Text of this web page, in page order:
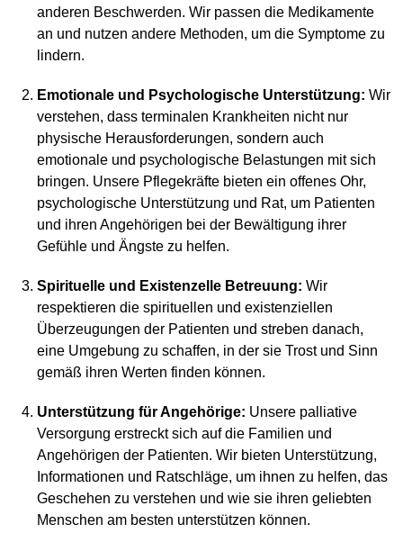
anderen Beschwerden. Wir passen die Medikamente
an und nutzen andere Methoden, um die Symptome zu
lindern.
Emotionale und Psychologische Unterstützung: Wir
verstehen, dass terminalen Krankheiten nicht nur
physische Herausforderungen, sondern auch
emotionale und psychologische Belastungen mit sich
bringen. Unsere Pflegekräfte bieten ein offenes Ohr,
psychologische Unterstützung und Rat, um Patienten
und ihren Angehörigen bei der Bewältigung ihrer
Gefühle und Ängste zu helfen.
Spirituelle und Existenzelle Betreuung: Wir
respektieren die spirituellen und existenziellen
Überzeugungen der Patienten und streben danach,
eine Umgebung zu schaffen, in der sie Trost und Sinn
gemäß ihren Werten finden können.
Unterstützung für Angehörige: Unsere palliative
Versorgung erstreckt sich auf die Familien und
Angehörigen der Patienten. Wir bieten Unterstützung,
Informationen und Ratschläge, um ihnen zu helfen, das
Geschehen zu verstehen und wie sie ihren geliebten
Menschen am besten unterstützen können.